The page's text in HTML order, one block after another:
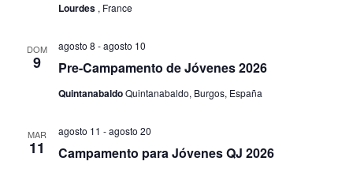
Lourdes , France
DOM
9 Pre-Campamento de Jóvenes 2026
agosto 8 -agosto 10
QuintanabaldoQuintanabaldo, Burgos, España
MAR
11 Campamento para Jóvenes QJ 2026
agosto 11 -agosto 20